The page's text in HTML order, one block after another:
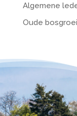
Algemene
Oude